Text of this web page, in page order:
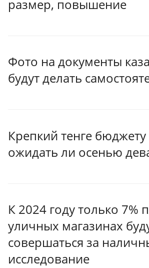
размер, повышение
Фото на документы
будут делать
Крепкий тенге
ожидать ли осенью
К 2024 году только 7%
уличных магазинах
совершаться за
исследование